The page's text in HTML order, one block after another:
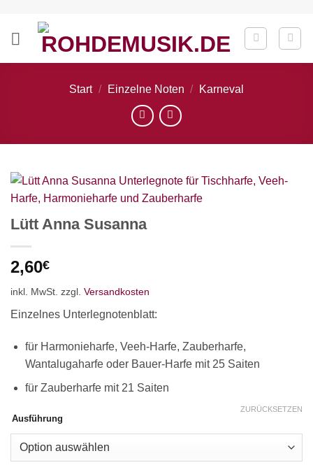
springen
Start / Einzelne Noten / Karneval
Lütt Anna Susanna
2,60€
inkl. MwSt. zzgl. Versandkosten
Einzelnes Unterlegnotenblatt:
für Harmonieharfe, Veeh-Harfe, Zauberharfe,
Wantalugaharfe oder Bauer-Harfe mit 25 Saiten
für Zauberharfe mit 21 Saiten
Ausführung
ZURÜCKSETZEN